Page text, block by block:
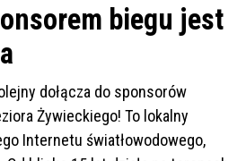
biegu jest
dołącza do sponsorów
Żywieckiego! To lokalny
Internetu światłowodowego,